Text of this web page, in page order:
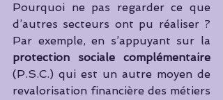
Pourquoi ne pas regarder ce que
d’autres secteurs ont pu réaliser ?
protection sociale complémentaire
(P.S.C.) qui est un autre moyen de
revalorisation financière des métiers